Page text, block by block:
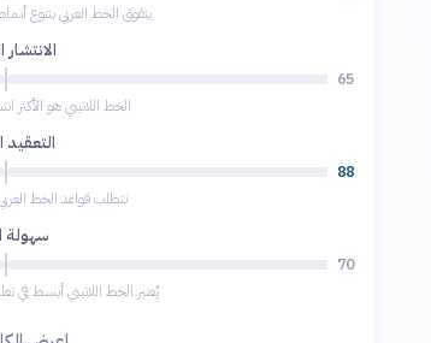
يتفوق الخط العربي بتنوع
65
الخط اللاتيني هو الأكثر
التعقيد
88
تتطلب قواعد الخط
سهولة
70
يُعتبر الخط اللاتيني أبسط في